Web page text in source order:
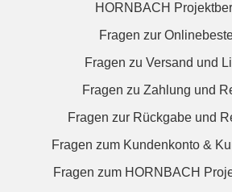
HORNBACH
Fragen zur
Fragen zu Versand und
Fragen zu Zahlung und
Fragen zur Rückgabe und
Fragen zum Kundenkonto &
Fragen zum HORNBACH